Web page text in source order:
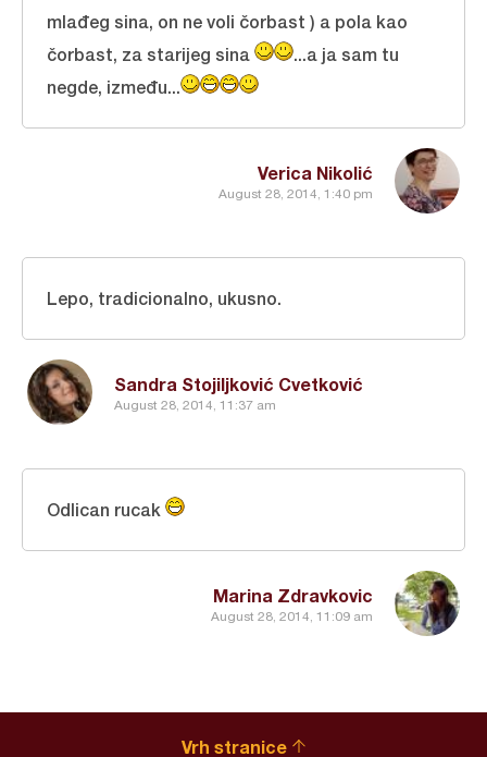
Verica Nikolić
August 28, 2014, 1:40 pm
mlađeg sina, on ne voli čorbast ) a pola kao
čorbast, za starijeg sina
...a ja sam tu
negde, između...
Sandra Stojiljković Cvetković
August 28, 2014, 11:37 am
Lepo, tradicionalno, ukusno.
Marina Zdravkovic
August 28, 2014, 11:09 am
Odlican rucak
Vrh stranice